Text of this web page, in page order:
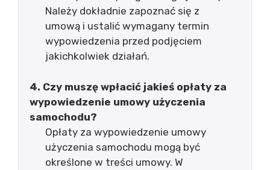
Należy dokładnie zapoznać się z
umową i ustalić wymagany termin
wypowiedzenia przed podjęciem
jakichkolwiek działań.
4. Czy muszę wpłacić jakieś opłaty za
wypowiedzenie umowy użyczenia
samochodu?
Opłaty za wypowiedzenie umowy
użyczenia samochodu mogą być
określone w treści umowy. W